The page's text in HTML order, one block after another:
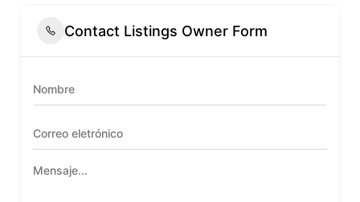
Contact Listings Owner Form